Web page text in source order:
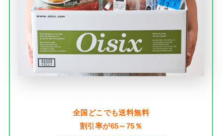
全国どこでも送料無料
割引率が65～75％